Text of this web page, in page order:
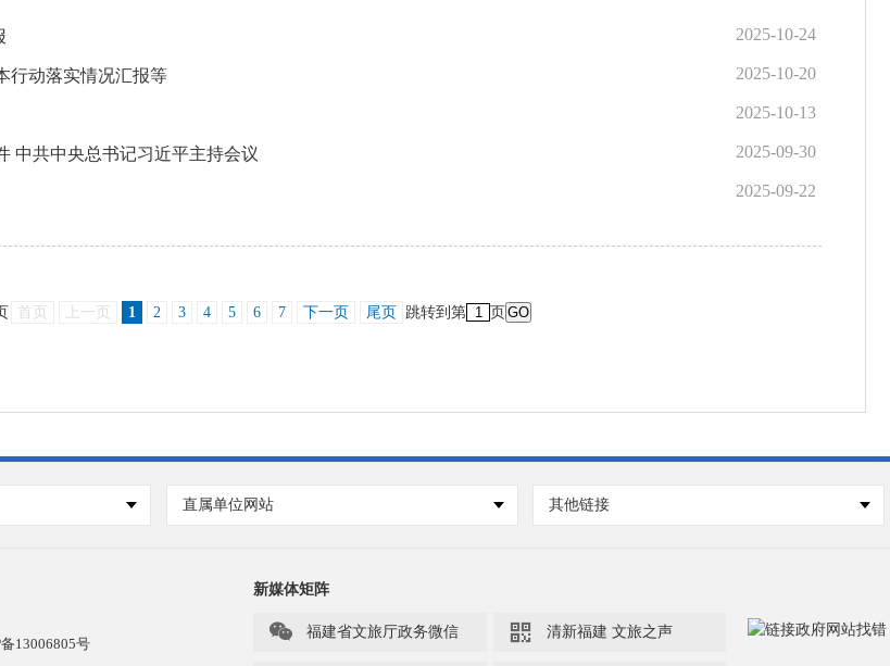
2025-10-24
2025-10-20
行动落实情况汇报等
2025-10-13
2025-09-30
中共中央总书记习近平主持会议
2025-09-22
首页 上一页 1 2 3 4 5 6 7 下一页 尾页 跳转到第 页 GO
直属单位网站 其他链接
13006805号
新媒体矩阵
 福建省文旅厅政务微信  清新福建 文旅之声